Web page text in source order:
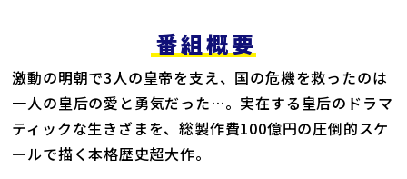
番組概要
激動の明朝で3人の皇帝を支え、国の危機を救ったのは
一人の皇后の愛と勇気だった…。実在する皇后のドラマ
ティックな生きざまを、総製作費100億円の圧倒的スケ
ールで描く本格歴史超大作。